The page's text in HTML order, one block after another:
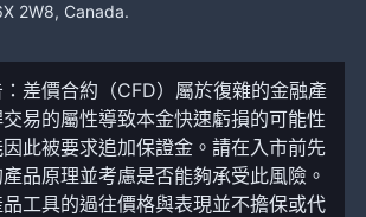
2W8, Canada.
差價合約（CFD）屬於復雜的金融產
易的屬性導致本金快速虧損的可能性
此被要求追加保證金。請在入市前先
品原理並考慮是否能夠承受此風險。
工具的過往價格與表現並不擔保或代